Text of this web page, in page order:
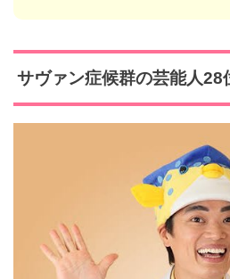
サヴァン症候群の芸能人28